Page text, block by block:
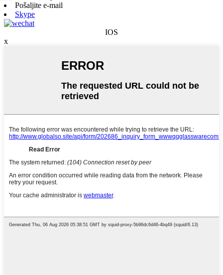
Pošaljite e-mail
Skype
IOS
x